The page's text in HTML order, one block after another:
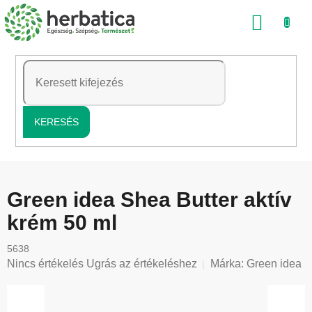
Ugrás
a
tartalomhoz
KERESÉS
Green idea Shea Butter aktív
krém 50 ml
5638
A
Nincs értékelés Ugrás az értékeléshez Márka: Green idea